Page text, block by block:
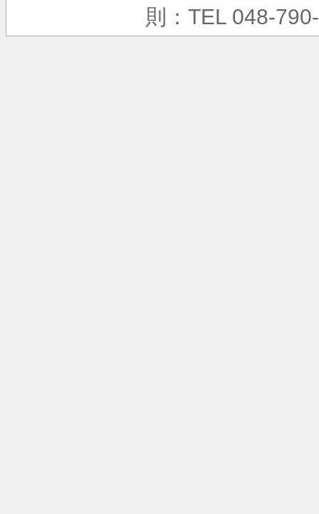
則：TEL 048-